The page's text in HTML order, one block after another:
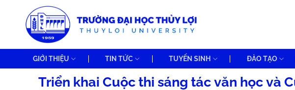
GIỚI THIỆU TIN TỨC TUYỂN SINH ĐÀO TẠO
Triển khai Cuộc thi sáng tác văn học và